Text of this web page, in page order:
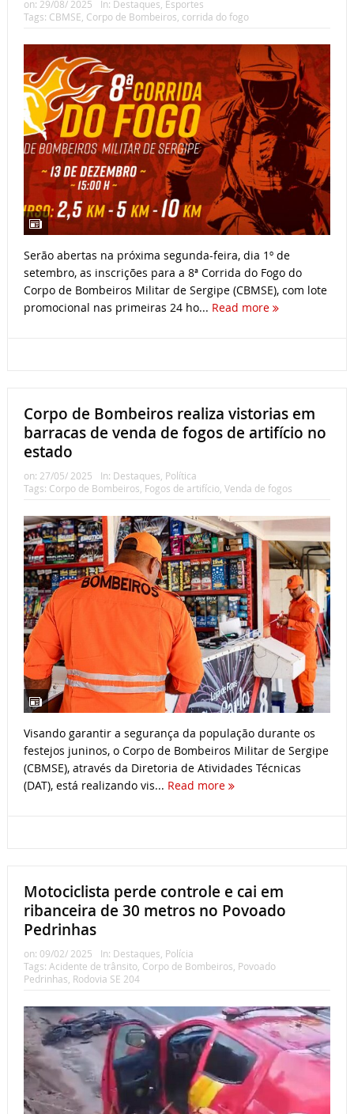
on: 29/08/ 2025 In: Destaques Esportes
Tags: CBMSE Corpo de Bombeiros corrida do fogo
Serão abertas na próxima segunda-feira, dia 1º de
setembro, as inscrições para a 8ª Corrida do Fogo do
Corpo de Bombeiros Militar de Sergipe (CBMSE), com lote
promocional nas primeiras 24 ho... Read more
Corpo de Bombeiros realiza vistorias em
barracas de venda de fogos de artifício no
estado
on: 27/05/ 2025 In: Destaques Política
Tags: Corpo de Bombeiros Fogos de artifício, Venda de fogos
Visando garantir a segurança da população durante os
festejos juninos, o Corpo de Bombeiros Militar de Sergipe
(CBMSE), através da Diretoria de Atividades Técnicas
(DAT), está realizando vis... Read more
Motociclista perde controle e cai em
ribanceira de 30 metros no Povoado
Pedrinhas
on: 09/02/ 2025 In: Destaques Polícia
Tags: Acidente de trânsito, Corpo de Bombeiros Povoado
Pedrinhas Rodovia SE 204